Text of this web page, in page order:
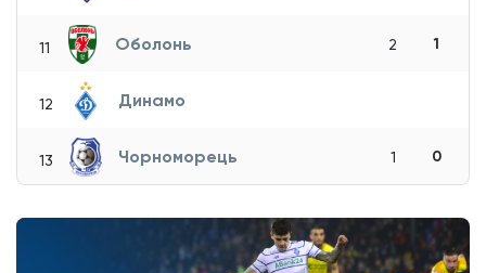
11 Оболонь 2 1
12 Динамо
13 Чорноморець 1 0